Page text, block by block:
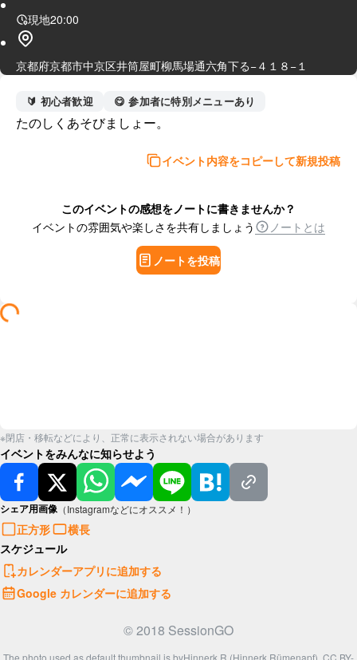
現地20:00
京都府京都市中京区井筒屋町柳馬場通六角下る−４１８−１
🔰 初心者歓迎 😋 参加者に特別メニューあり
たのしくあそびましょー。
イベント内容をコピーして新規投稿
このイベントの感想をノートに書きませんか？
イベントの雰囲気や楽しさを共有しましょう
ノートとは
ノートを投稿
※閉店・移転などにより、正常に表示されない場合があります
イベントをみんなに知らせよう
シェア用画像 （Instagramなどにオススメ！）
正方形
横長
スケジュール
カレンダーアプリに追加する
Google カレンダーに追加する
© 2018 SessionGO